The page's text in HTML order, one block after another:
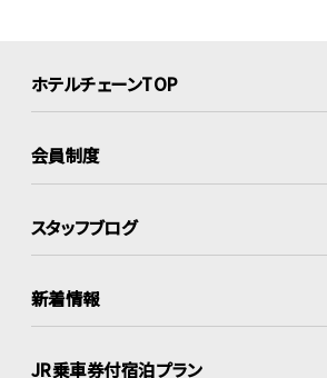
ホテルチェーンTOP
会員制度
スタッフブログ
新着情報
JR乗車券付宿泊プラン